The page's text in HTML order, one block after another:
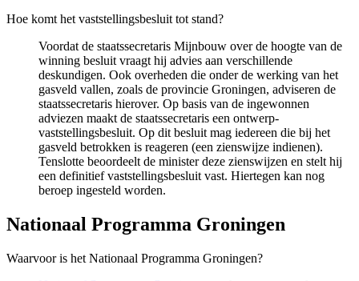
Hoe komt het vaststellingsbesluit tot stand?
Voordat de staatssecretaris Mijnbouw over de hoogte van de
winning besluit vraagt hij advies aan verschillende
deskundigen. Ook overheden die onder de werking van het
gasveld vallen, zoals de provincie Groningen, adviseren de
staatssecretaris hierover. Op basis van de ingewonnen
adviezen maakt de staatssecretaris een ontwerp-
vaststellingsbesluit. Op dit besluit mag iedereen die bij het
gasveld betrokken is reageren (een zienswijze indienen).
Tenslotte beoordeelt de minister deze zienswijzen en stelt hij
een definitief vaststellingsbesluit vast. Hiertegen kan nog
beroep ingesteld worden.
Nationaal Programma Groningen
Waarvoor is het Nationaal Programma Groningen?